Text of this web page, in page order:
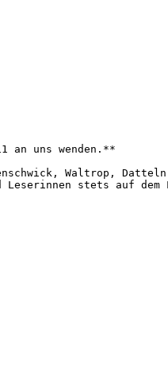
an uns wenden.**
Waltrop,